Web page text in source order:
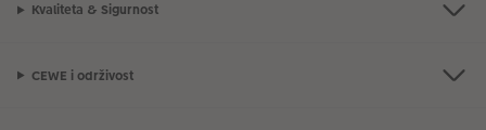
Kvaliteta & Sigurnost
CEWE i održivost